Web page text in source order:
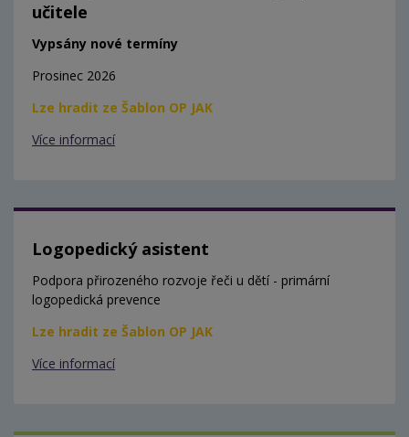
učitele
Vypsány nové termíny
Prosinec 2026
Lze hradit ze Šablon OP JAK
Více informací
Logopedický asistent
Podpora přirozeného rozvoje řeči u dětí - primární
logopedická prevence
Lze hradit ze Šablon OP JAK
Více informací